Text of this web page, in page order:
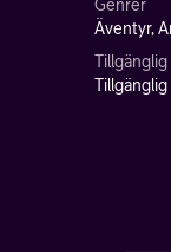
Genrer
Äventyr,
Tillgänglig